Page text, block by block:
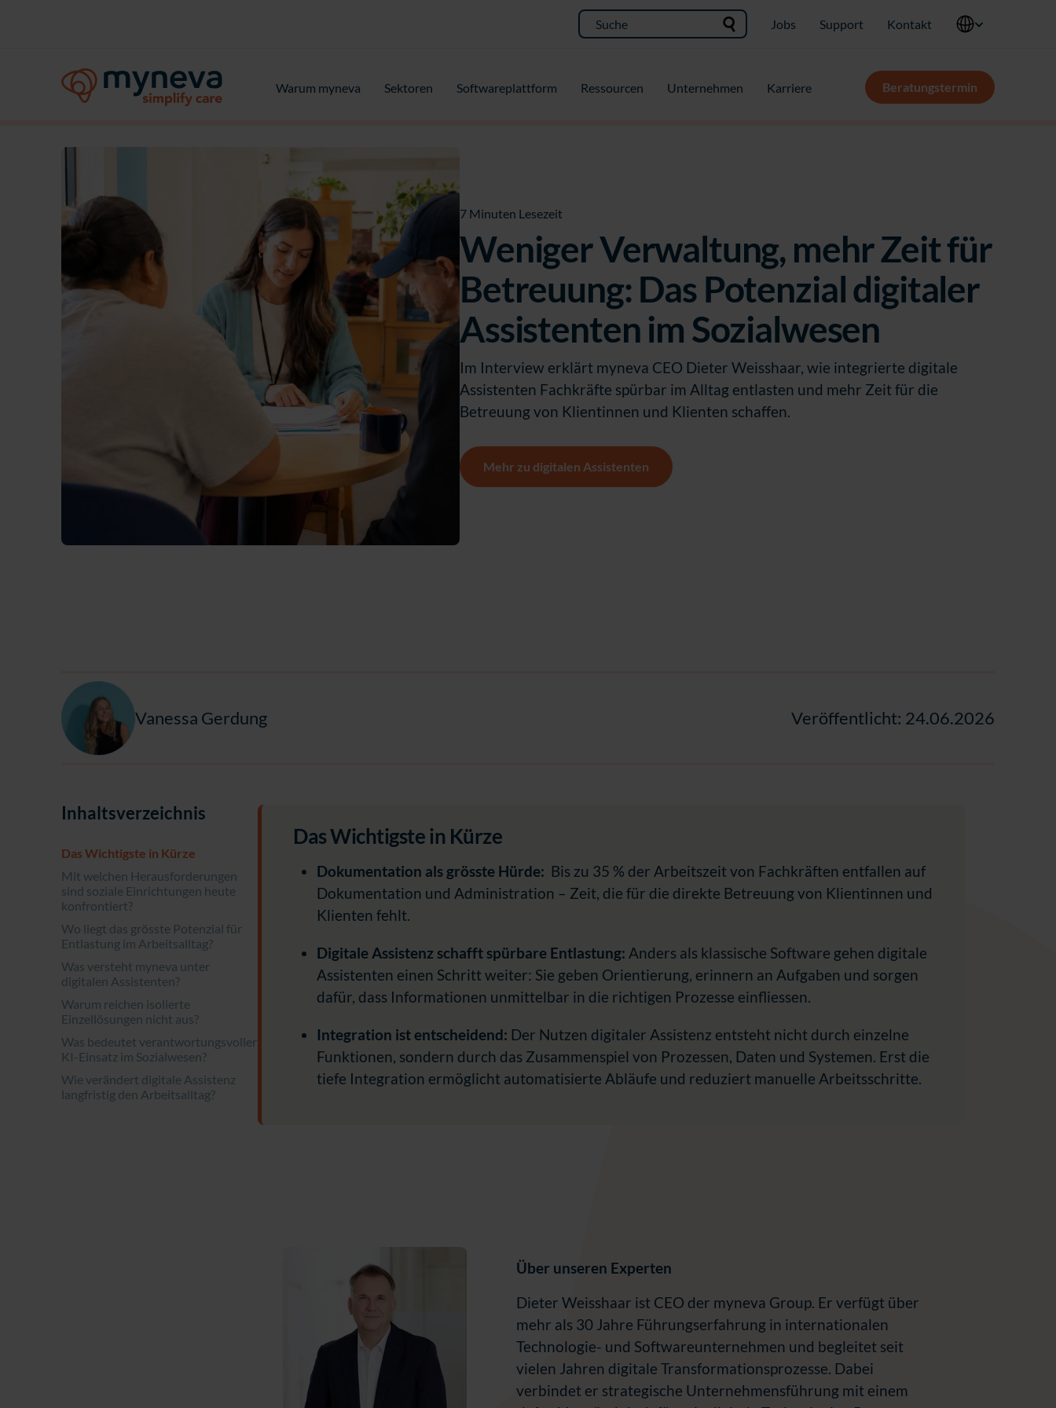
Jobs Support Kontakt
Warum myneva Sektoren Softwareplattform Ressourcen Unternehmen Karriere Beratungstermin
7 Minuten Lesezeit
Weniger Verwaltung, mehr Zeit für
Betreuung: Das Potenzial digitaler
Assistenten im Sozialwesen
Im Interview erklärt myneva CEO Dieter Weisshaar, wie integrierte digitale
Assistenten Fachkräfte spürbar im Alltag entlasten und mehr Zeit für die
Betreuung von Klientinnen und Klienten schaffen.
Mehr zu digitalen Assistenten
Vanessa Gerdung Veröffentlicht: 24.06.2026
Inhaltsverzeichnis
Das Wichtigste in Kürze
Mit welchen Herausforderungen
sind soziale Einrichtungen heute
konfrontiert?
Wo liegt das grösste Potenzial für
Entlastung im Arbeitsalltag?
Was versteht myneva unter
digitalen Assistenten?
Warum reichen isolierte
Einzellösungen nicht aus?
Was bedeutet verantwortungsvoller
KI-Einsatz im Sozialwesen?
Wie verändert digitale Assistenz
langfristig den Arbeitsalltag?
Das Wichtigste in Kürze
Dokumentation als grösste Hürde: Bis zu 35 % der Arbeitszeit von Fachkräften entfallen auf
Dokumentation und Administration – Zeit, die für die direkte Betreuung von Klientinnen und
Klienten fehlt.
Digitale Assistenz schafft spürbare Entlastung: Anders als klassische Software gehen digitale
Assistenten einen Schritt weiter: Sie geben Orientierung, erinnern an Aufgaben und sorgen
dafür, dass Informationen unmittelbar in die richtigen Prozesse einfliessen.
Integration ist entscheidend: Der Nutzen digitaler Assistenz entsteht nicht durch einzelne
Funktionen, sondern durch das Zusammenspiel von Prozessen, Daten und Systemen. Erst die
tiefe Integration ermöglicht automatisierte Abläufe und reduziert manuelle Arbeitsschritte.
Über unseren Experten
Dieter Weisshaar ist CEO der myneva Group. Er verfügt über
mehr als 30 Jahre Führungserfahrung in internationalen
Technologie- und Softwareunternehmen und begleitet seit
vielen Jahren digitale Transformationsprozesse. Dabei
verbindet er strategische Unternehmensführung mit einem